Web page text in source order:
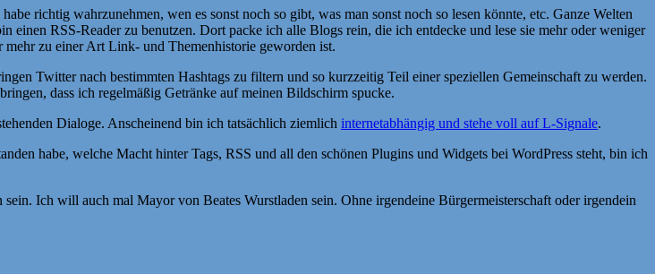
richtig wahrzunehmen, wen es sonst noch so gibt, was man sonst noch so lesen könnte, etc. Ganze Welten
RSS-Reader zu benutzen. Dort packe ich alle Blogs rein, die ich entdecke und lese sie mehr oder weniger
zu einer Art Link- und Themenhistorie geworden ist.
Twitter nach bestimmten Hashtags zu filtern und so kurzzeitig Teil einer speziellen Gemeinschaft zu werden.
dass ich regelmäßig Getränke auf meinen Bildschirm spucke.
Dialoge. Anscheinend bin ich tatsächlich ziemlich internetabhängig und stehe voll auf L-Signale.
habe, welche Macht hinter Tags, RSS und all den schönen Plugins und Widgets bei WordPress steht, bin ich
Ich will auch mal Mayor von Beates Wurstladen sein. Ohne irgendeine Bürgermeisterschaft oder irgendein